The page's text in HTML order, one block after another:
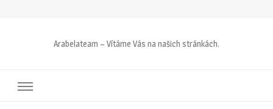
Arabelateam – Vítáme Vás na našich stránkách.